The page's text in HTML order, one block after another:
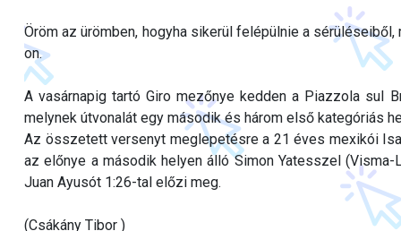
Öröm az ürömben, hogyha sikerül felépülnie a
on.
A vasárnapig tartó Giro mezőnye kedden a Piazzola sul
melynek útvonalát egy második és három első kategóriás
Az összetett versenyt meglepetésre a 21 éves mexikói
az előnye a második helyen álló Simon Yatesszel
Juan Ayusót 1:26-tal előzi meg.
(Csákány Tibor )